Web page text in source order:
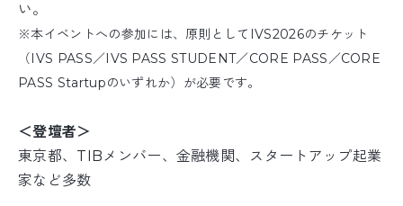
い。
※本イベントへの参加には、原則としてIVS2026のチケット
（IVS PASS／IVS PASS STUDENT／CORE PASS／CORE
PASS Startupのいずれか）が必要です。
＜登壇者＞
東京都、TIBメンバー、金融機関、スタートアップ起業
家など多数